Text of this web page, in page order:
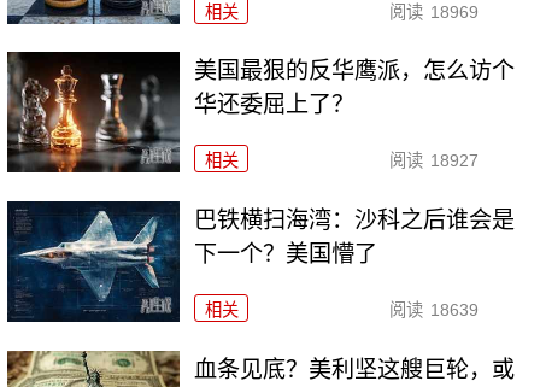
相关 阅读 18969
美国最狠的反华鹰派，怎么访个
华还委屈上了？
相关 阅读 18927
巴铁横扫海湾：沙科之后谁会是
下一个？美国懵了
相关 阅读 18639
血条见底？美利坚这艘巨轮，或